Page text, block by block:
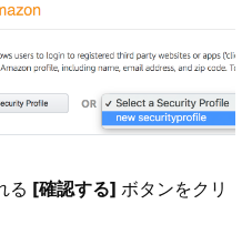
る [確認する] ボタンをクリ